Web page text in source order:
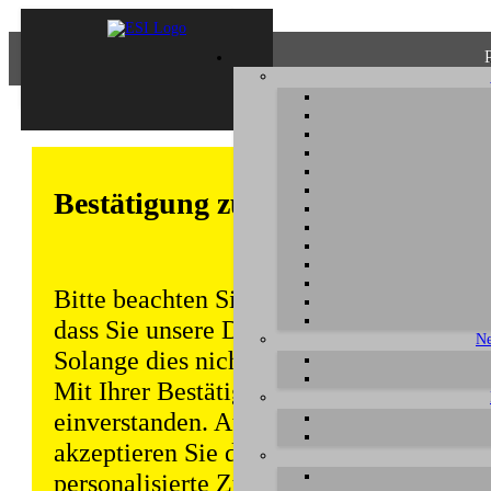
Bestätigung zum Datenschutz
Bitte beachten Sie, dass einige
dass Sie unsere Datenschutzerklärung
Solange dies nicht erfolgt, wird dieser
Mit Ihrer Bestätigung sind Sie auch mit
einverstanden. Auch unabhängig von
akzeptieren Sie durch die weitere
personalisierte Zugriffsdaten gemäß